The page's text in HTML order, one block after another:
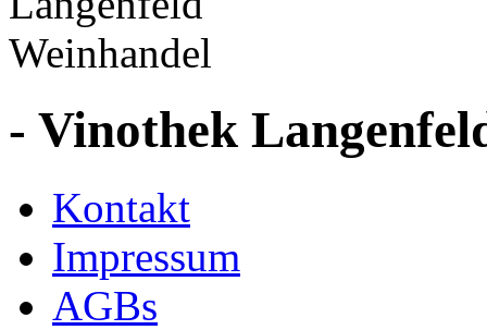
- Vinothek
Kontakt
Impressum
AGBs